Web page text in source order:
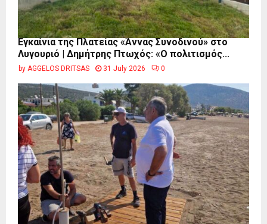
Εγκαίνια της Πλατείας «Άννας Συνοδινού» στο
Λυγουριό | Δημήτρης Πτωχός: «Ο πολιτισμός...
by AGGELOS DRITSAS 31 July 2026 0